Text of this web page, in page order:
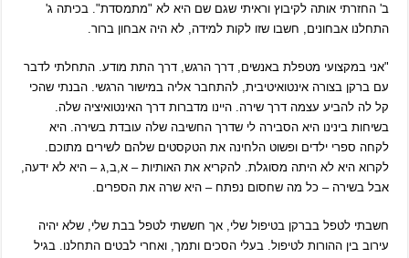
ב' החזרתי אותה לקיבוץ וראיתי שגם שם היא לא "מתמסדת". בכיתה ג'
התחלנו אבחונים, חשבו שזו לקות למידה, לא היה אבחון ברור.
"אני במקצועי מטפלת באנשים, דרך הרגש, דרך התת מודע. התחלתי לדבר
עם ברקן בצורה אינטואיטיבית, להתחבר אליה במישור הרגשי. הבנתי שהכי
קל לה להביע עצמה דרך שירה. היינו מדברות דרך האינטואיציה שלה.
בשיחות בינינו היא הסבירה לי שדרך החשיבה שלה עובדת בשירה. היא
לקחה ספרי ילדים ופשוט הלחינה את הטקסטים שלהם לשירים מתוכם.
לקרוא היא לא היתה מסוגלת. להקריא את האותיות – א,ב,ג – היא לא ידעה,
אבל בשירה – כל מה שחסום נפתח – היא שרה את הספרים.
חשבתי לטפל בברקן בטיפול שלי, אך חששתי לטפל בבת שלי, שלא יהיה
עירוב בין ההורות לטיפול. בעלי הסכים ותמך, ואחרי לבטים התחלנו. בגיל